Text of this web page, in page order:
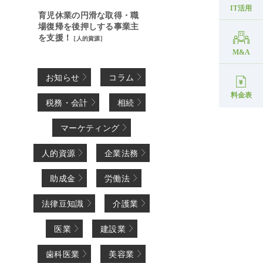
IT活用
M&A
料金表
育児休業の円滑な取得・職
場復帰を後押しする事業主
を支援！
[ 人的資源]
お知らせ コラム
税務・会計 相続
マーケティング
人的資源 企業法務
助成金 労働法
法律豆知識 介護業
医業 建設業
歯科医業 美容業